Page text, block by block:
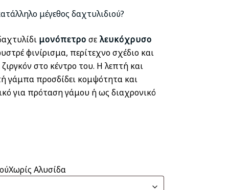
μέγεθος δαχτυλιδιού?
μονόπετρο σε λευκόχρυσο
φινίρισμα, περίτεχνο σχέδιο και
στο κέντρο του. Η λεπτή και
γάμπα προσδίδει κομψότητα και
για πρόταση γάμου ή ως διαχρονικό
Χωρίς Αλυσίδα